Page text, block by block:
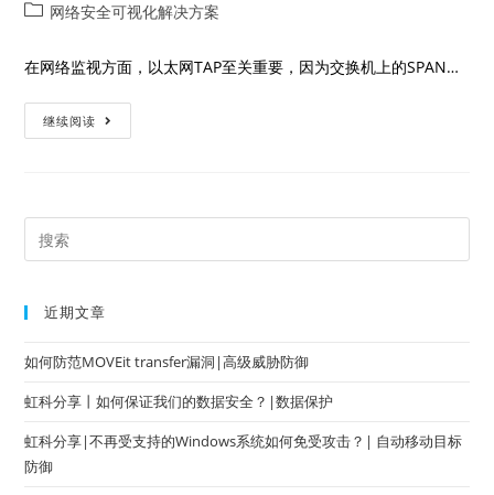
网络安全可视化解决方案
在网络监视方面，以太网TAP至关重要，因为交换机上的SPAN…
继续阅读
近期文章
如何防范MOVEit transfer漏洞|高级威胁防御
虹科分享丨如何保证我们的数据安全？|数据保护
虹科分享|不再受支持的Windows系统如何免受攻击？| 自动移动目标
防御